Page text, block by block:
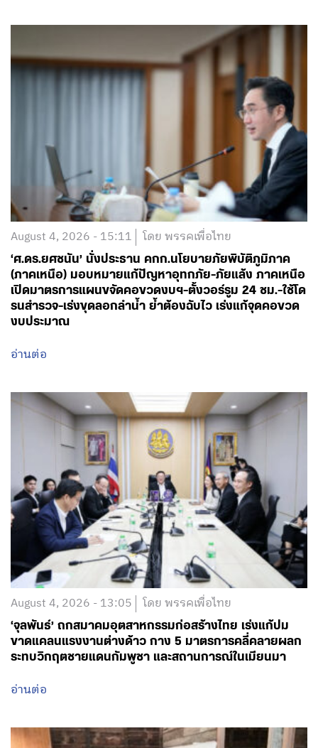
August 4, 2026 - 15:11 โดย พรรคเพื่อไทย
‘ศ.ดร.ยศชนัน’ นั่งประธาน คกก.นโยบายภัยพิบัติภูมิภาค
(ภาคเหนือ) มอบหมายแก้ปัญหาอุทกภัย-ภัยแล้ง ภาคเหนือ
เปิดมาตรการแผนขจัดคอขวดงบฯ-ตั้งวอร์รูม 24 ชม.-ใช้โด
รนสำรวจ-เร่งขุดลอกลำน้ำ ย้ำต้องฉับไว เร่งแก้จุดคอขวด
งบประมาณ
อ่านต่อ
August 4, 2026 - 13:05 โดย พรรคเพื่อไทย
‘จุลพันธ์’ ถกสมาคมอุตสาหกรรมก่อสร้างไทย เร่งแก้ปม
ขาดแคลนแรงงานต่างด้าว กาง 5 มาตรการคลี่คลายผลก
ระทบวิกฤตชายแดนกัมพูชา และสถานการณ์ในเมียนมา
อ่านต่อ